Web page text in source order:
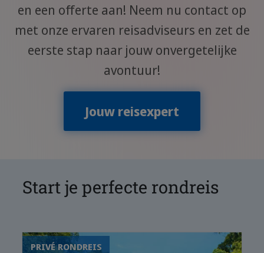
en een offerte aan! Neem nu contact op
met onze ervaren reisadviseurs en zet de
eerste stap naar jouw onvergetelijke
avontuur!
Jouw reisexpert
Start je perfecte rondreis
PRIVÉ RONDREIS